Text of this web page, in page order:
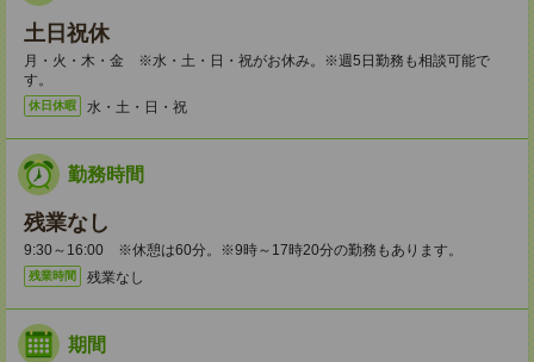
土日祝休
月・火・木・金 ※水・土・日・祝がお休み。※週5日勤務も相談可能で
す。
休日休暇 水・土・日・祝
勤務時間
残業なし
9:30～16:00 ※休憩は60分。※9時～17時20分の勤務もあります。
残業時間 残業なし
期間